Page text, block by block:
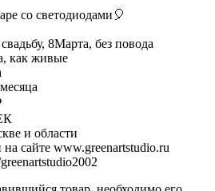
со светодиодами🎈
8Марта, без повода
как живые
и области
на сайте www.greenartstudio.ru